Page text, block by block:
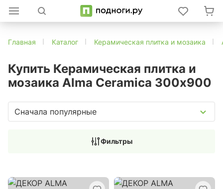
Главная Каталог Керамическая плитка и мозаика
Купить Керамическая плитка и
мозаика Alma Ceramica 300x900
Сначала популярные
Фильтры